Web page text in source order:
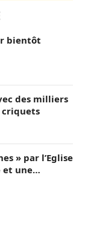
bientôt
des milliers
criquets
» par l’Eglise
et une